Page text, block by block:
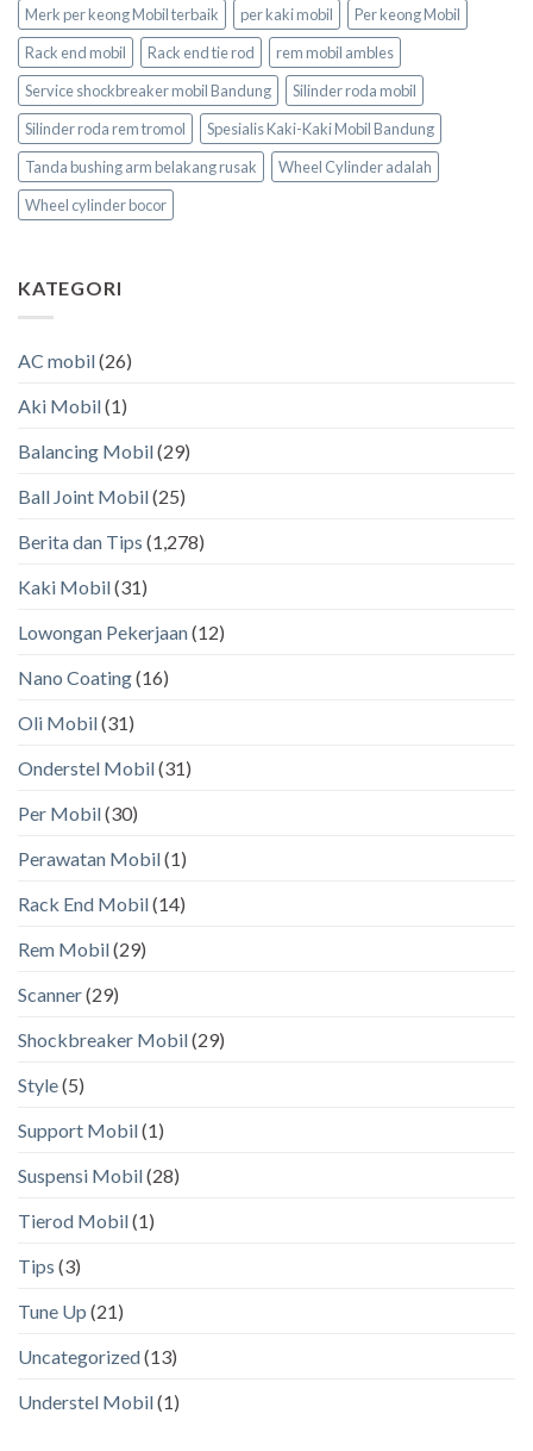
Merk per keong Mobil terbaik
per kaki mobil
Per keong Mobil
Rack end mobil
Rack end tie rod
rem mobil ambles
Service shockbreaker mobil Bandung
Silinder roda mobil
Silinder roda rem tromol
Spesialis Kaki-Kaki Mobil Bandung
Tanda bushing arm belakang rusak
Wheel Cylinder adalah
Wheel cylinder bocor
KATEGORI
AC mobil(26)
Aki Mobil(1)
Balancing Mobil(29)
Ball Joint Mobil(25)
Berita dan Tips (1,278)
Kaki Mobil(31)
Lowongan Pekerjaan(12)
Nano Coating(16)
Oli Mobil(31)
Onderstel Mobil(31)
Per Mobil(30)
Perawatan Mobil(1)
Rack End Mobil(14)
Rem Mobil(29)
Scanner(29)
Shockbreaker Mobil(29)
Style(5)
Support Mobil(1)
Suspensi Mobil(28)
Tierod Mobil(1)
Tips (3)
Tune Up (21)
Uncategorized(13)
Understel Mobil(1)